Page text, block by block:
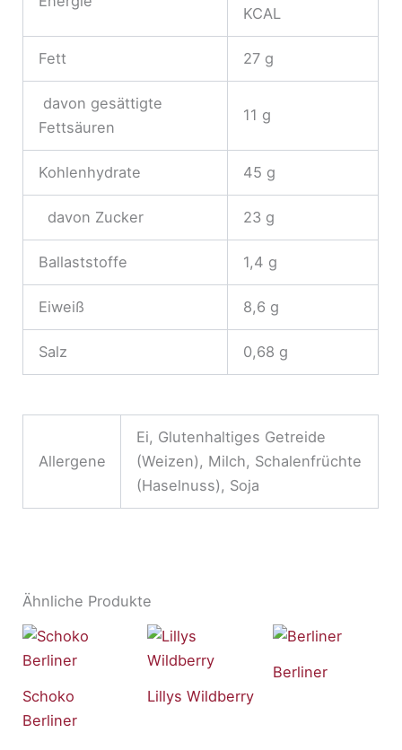
KCAL
Fett 27 g
davon gesättigte
Fettsäuren
11 g
Kohlenhydrate 45 g
davon Zucker 23 g
Ballaststoffe 1,4 g
Eiweiß 8,6 g
Salz 0,68 g
Allergene
Ei, Glutenhaltiges Getreide
(Weizen), Milch, Schalenfrüchte
(Haselnuss), Soja
Ähnliche Produkte
Schoko
Berliner
Lillys Wildberry
Berliner